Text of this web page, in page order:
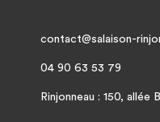
contact@salaison-
04 90 63 53 79
Rinjonneau : 150,